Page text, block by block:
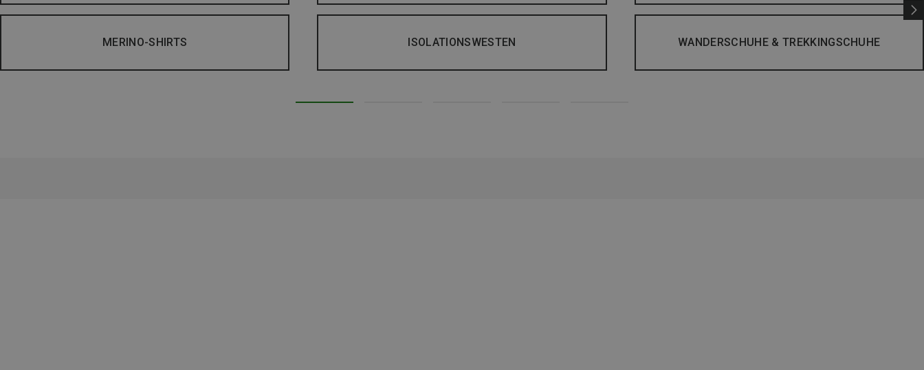
MERINO-SHIRTS ISOLATIONSWESTEN WANDERSCHUHE & TREKKINGSCHUHE